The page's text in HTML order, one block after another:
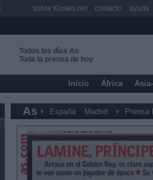
Todos los días As
Toda la prensa de hoy
Inicio África
As España Madrid Prensa
sobre Kiosko.net contacto ayuda